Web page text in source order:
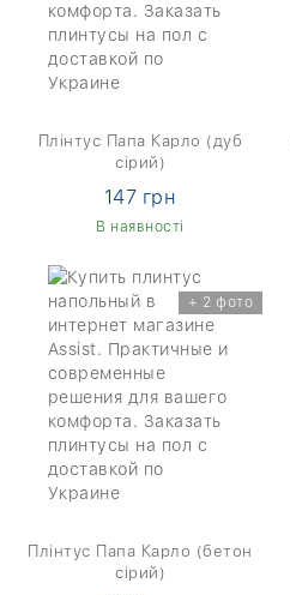
Плінтус Папа Карло (дуб
сірий)
147 грн
В наявності
+ 2 фото
Плінтус Папа Карло (бетон
сірий)